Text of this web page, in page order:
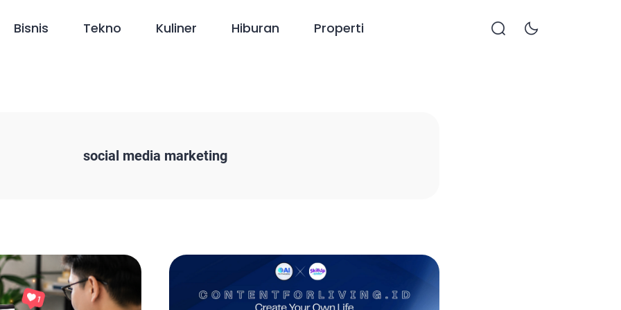
Bisnis Tekno Kuliner Hiburan Properti
social media marketing